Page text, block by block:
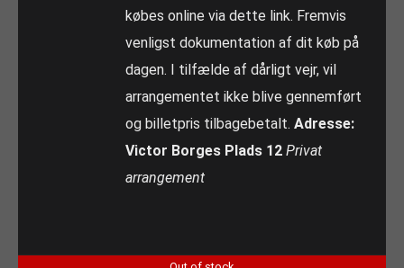
købes online via dette link. Fremvis
venligst dokumentation af dit køb på
dagen. I tilfælde af dårligt vejr, vil
arrangementet ikke blive gennemført
og billetpris tilbagebetalt.Adresse:
Victor Borges Plads 12 Privat
arrangement